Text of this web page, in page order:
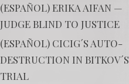
(ESPAÑOL) ERIKA AIFAN —
JUDGE BLIND TO JUSTICE
(ESPAÑOL) CICIG´S AUTO-
DESTRUCTION IN BITKOV´S
TRIAL